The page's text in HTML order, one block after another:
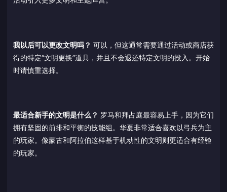
我以后可以更改文明吗？ 可以，但这通常需要通过活动或商店获
得的特定“文明更换”道具，并且不会退还特定文明的投入。开始
时请慎重选择。
最适合新手的文明是什么？ 罗马和拜占庭最容易上手，因为它们
拥有坚固的前排和平衡的技能组。华夏非常适合喜欢以弓兵为主
的玩家。像蒙古和阿拉伯这样基于机动性的文明则更适合有经验
的玩家。